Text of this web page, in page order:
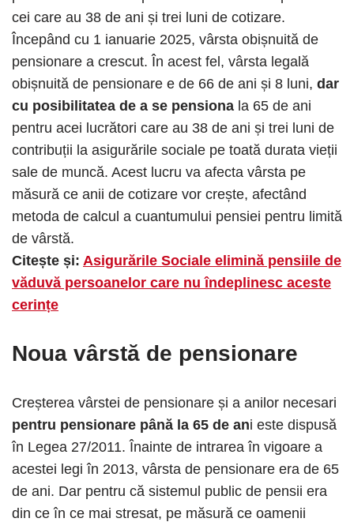
cei care au 38 de ani și trei luni de cotizare.
Începând cu 1 ianuarie 2025, vârsta obișnuită de
pensionare a crescut. În acest fel, vârsta legală
obișnuită de pensionare e de 66 de ani și 8 luni, dar
cu posibilitatea de a se pensiona la 65 de ani
pentru acei lucrători care au 38 de ani și trei luni de
contribuții la asigurările sociale pe toată durata vieții
sale de muncă. Acest lucru va afecta vârsta pe
măsură ce anii de cotizare vor crește, afectând
metoda de calcul a cuantumului pensiei pentru limită
de vârstă.
Citește și: Asigurările Sociale elimină pensiile de
văduvă persoanelor care nu îndeplinesc aceste
cerințe
Noua vârstă de pensionare
Creșterea vârstei de pensionare și a anilor necesari
pentru pensionare până la 65 de ani este dispusă
în Legea 27/2011. Înainte de intrarea în vigoare a
acestei legi în 2013, vârsta de pensionare era de 65
de ani. Dar pentru că sistemul public de pensii era
din ce în ce mai stresat, pe măsură ce oamenii